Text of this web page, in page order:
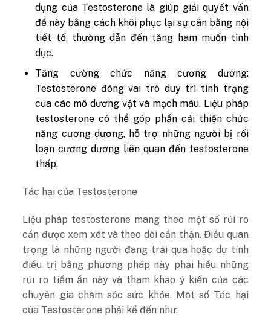
dụng của Testosterone là giúp giải quyết vấn
đề này bằng cách khôi phục lại sự cân bằng nội
tiết tố, thường dẫn đến tăng ham muốn tình
dục.
Tăng cường chức năng cương dương:
Testosterone đóng vai trò duy trì tình trạng
của các mô dương vật và mạch máu. Liệu pháp
testosterone có thể góp phần cải thiện chức
năng cương dương, hỗ trợ những người bị rối
loạn cương dương liên quan đến testosterone
thấp.
Tác hại của Testosterone
Liệu pháp testosterone mang theo một số rủi ro
cần được xem xét và theo dõi cẩn thận. Điều quan
trọng là những người đang trải qua hoặc dự tính
điều trị bằng phương pháp này phải hiểu những
rủi ro tiềm ẩn này và tham khảo ý kiến của các
chuyên gia chăm sóc sức khỏe. Một số Tác hại
của Testosterone phải kể đến như: